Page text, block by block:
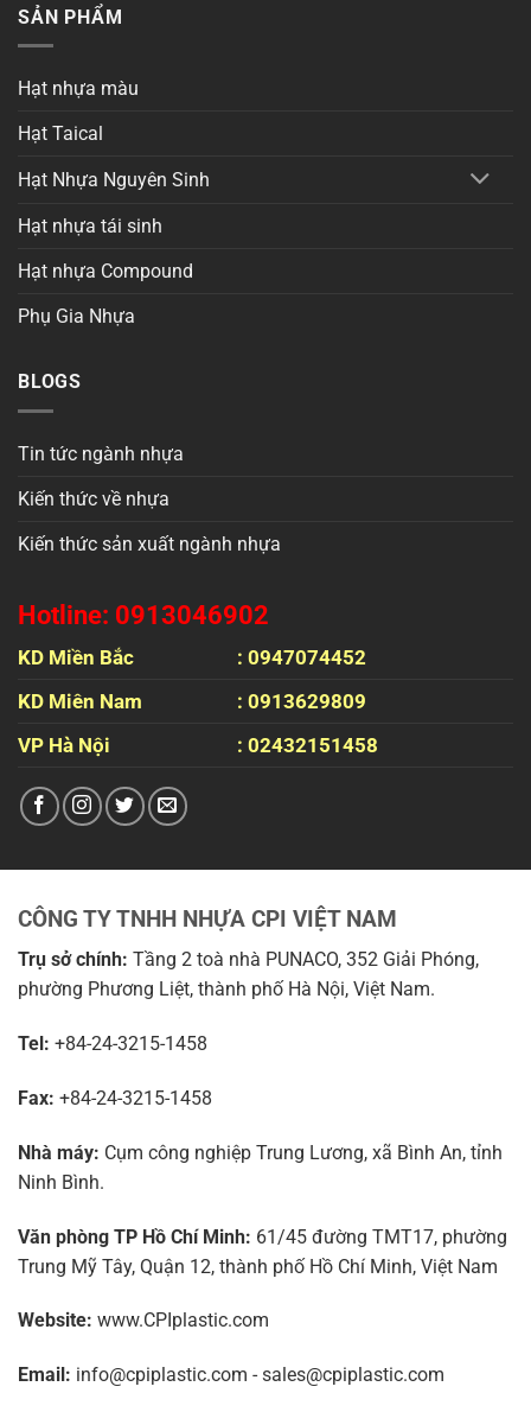
SẢN PHẨM
Hạt nhựa màu
Hạt Taical
Hạt Nhựa Nguyên Sinh
Hạt nhựa tái sinh
Hạt nhựa Compound
Phụ Gia Nhựa
BLOGS
Tin tức ngành nhựa
Kiến thức về nhựa
Kiến thức sản xuất ngành nhựa
Hotline: 0913046902
KD Miền Bắc
: 0947074452
KD Miên Nam
: 0913629809
VP Hà Nội
: 02432151458
CÔNG TY TNHH NHỰA CPI VIỆT NAM
Trụ sở chính: Tầng 2 toà nhà PUNACO, 352 Giải Phóng,
phường Phương Liệt, thành phố Hà Nội, Việt Nam.
Tel: +84-24-3215-1458
Fax: +84-24-3215-1458
Nhà máy: Cụm công nghiệp Trung Lương, xã Bình An, tỉnh
Ninh Bình.
Văn phòng TP Hồ Chí Minh: 61/45 đường TMT17, phường
Trung Mỹ Tây, Quận 12, thành phố Hồ Chí Minh, Việt Nam
Website: www.CPIplastic.com
Email: info@cpiplastic.com - sales@cpiplastic.com